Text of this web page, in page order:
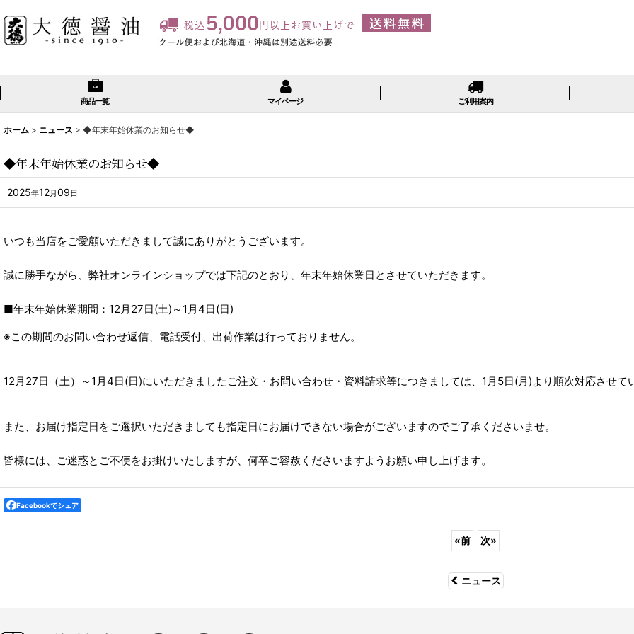
商品一覧 マイページ ご利用案内
ホーム > ニュース > ◆年末年始休業のお知らせ◆
◆年末年始休業のお知らせ◆
2025年12月09日
いつも当店をご愛顧いただきまして誠にありがとうございます。
誠に勝手ながら、弊社オンラインショップでは下記のとおり、年末年始休業日とさせていただきます。
■年末年始休業期間：12月27日(土)～1月4日(日)
※この期間のお問い合わせ返信、電話受付、出荷作業は行っておりません。
12月27日（土）～1月4日(日)にいただきましたご注文・お問い合わせ・資料請求等につきましては、1月5日(月)より順次対応させて
また、お届け指定日をご選択いただきましても指定日にお届けできない場合がございますのでご了承くださいませ。
皆様には、ご迷惑とご不便をお掛けいたしますが、何卒ご容赦くださいますようお願い申し上げます。
Facebookでシェア
«前 次»
ニュース